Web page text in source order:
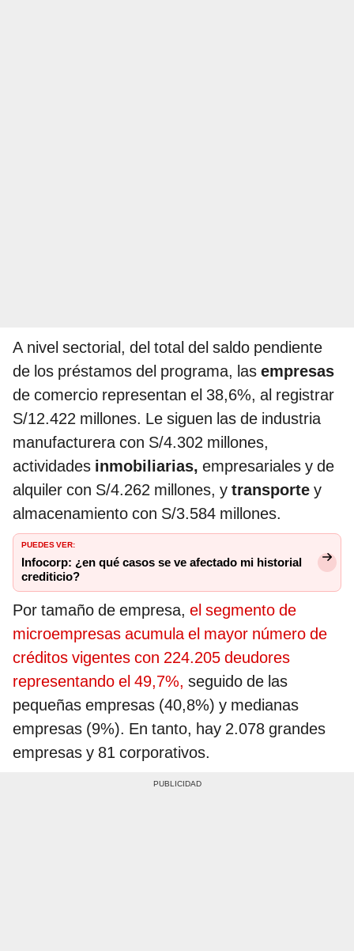
A nivel sectorial, del total del saldo pendiente
de los préstamos del programa, las empresas
de comercio representan el 38,6%, al registrar
S/12.422 millones. Le siguen las de industria
manufacturera con S/4.302 millones,
actividades inmobiliarias, empresariales y de
alquiler con S/4.262 millones, y transporte y
almacenamiento con S/3.584 millones.
PUEDES VER:
Infocorp: ¿en qué casos se ve afectado mi historial
crediticio?
Por tamaño de empresa, el segmento de
microempresas acumula el mayor número de
créditos vigentes con 224.205 deudores
representando el 49,7%, seguido de las
pequeñas empresas (40,8%) y medianas
empresas (9%). En tanto, hay 2.078 grandes
empresas y 81 corporativos.